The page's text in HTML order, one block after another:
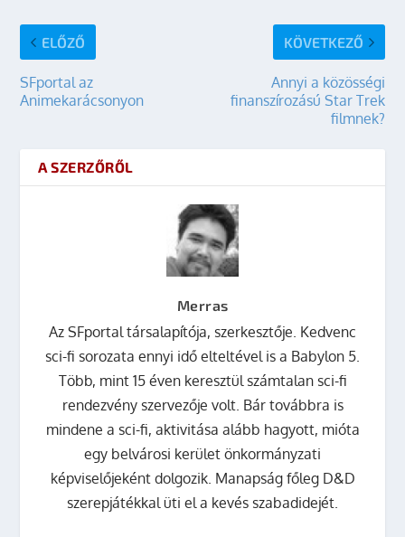
ELŐZŐ
SFportal az
Animekarácsonyon
KÖVETKEZŐ
Annyi a közösségi
finanszírozású Star Trek
filmnek?
A SZERZŐRŐL
Merras
Az SFportal társalapítója, szerkesztője. Kedvenc
sci-fi sorozata ennyi idő elteltével is a Babylon 5.
Több, mint 15 éven keresztül számtalan sci-fi
rendezvény szervezője volt. Bár továbbra is
mindene a sci-fi, aktivitása alább hagyott, mióta
egy belvárosi kerület önkormányzati
képviselőjeként dolgozik. Manapság főleg D&D
szerepjátékkal üti el a kevés szabadidejét.